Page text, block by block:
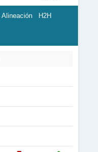
Alineación H2H